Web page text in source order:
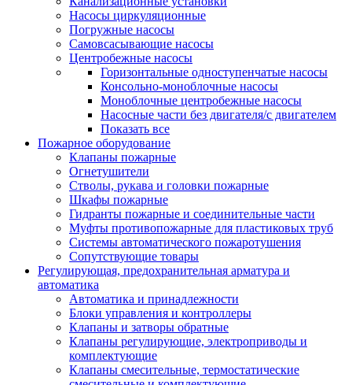
Насосы циркуляционные
Погружные насосы
Самовсасывающие насосы
Центробежные насосы
Горизонтальные одноступенчатые насосы
Консольно-моноблочные насосы
Моноблочные центробежные насосы
Насосные части без двигателя/с двигателем
Показать все
Пожарное оборудование
Клапаны пожарные
Огнетушители
Стволы, рукава и головки пожарные
Шкафы пожарные
Гидранты пожарные и соединительные части
Муфты противопожарные для пластиковых труб
Системы автоматического пожаротушения
Сопутствующие товары
Регулирующая, предохранительная арматура и
автоматика
Автоматика и принадлежности
Блоки управления и контроллеры
Клапаны и затворы обратные
Клапаны регулирующие, электроприводы и
комплектующие
Клапаны смесительные, термостатические